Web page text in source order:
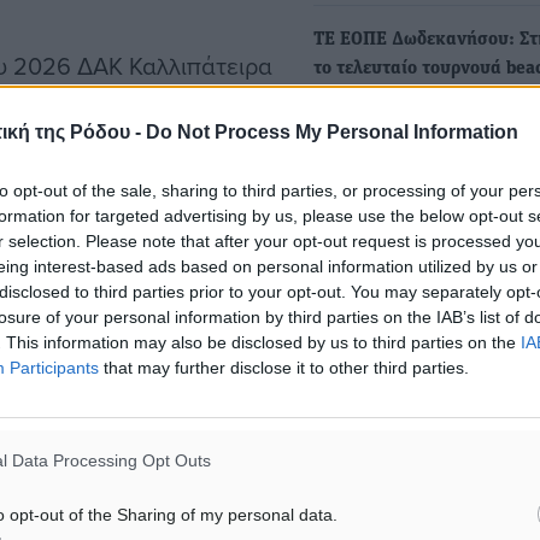
της Ρόδου - Do Not Process My Personal Information
opt-out of the sale, sharing to third parties, or processing of your
for targeted advertising by us, please use the below opt-out
selection. Please note that after your opt-out request is processed
interest-based ads based on personal information utilized by us
to third parties prior to your opt-out. You may separately
of your personal information by third parties on the IAB’s list of
This information may also be disclosed by us to third parties on the
Participants that may further disclose it to other third parties.
Data Processing Opt Outs
opt-out of the Sharing of my personal data.
2026 ΔΑΚ Καλλιπάτειρα
ΔΑΚ Καλλιπάτειρα
2026 ΔΑΚ
Κ19 – Κ17 11-12
Κ17. 18-19 Ιουλίου 2026
ΤΕ ΕΟΠΕ Δωδεκανήσου:
το τελευταίο τουρνουά
Μέσα στο σαββατοκύριακο
του Ναυτικού Ομίλου…